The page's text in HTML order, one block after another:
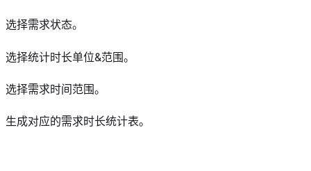
选择需求状态。
选择统计时长单位&范围。
选择需求时间范围。
生成对应的需求时长统计表。